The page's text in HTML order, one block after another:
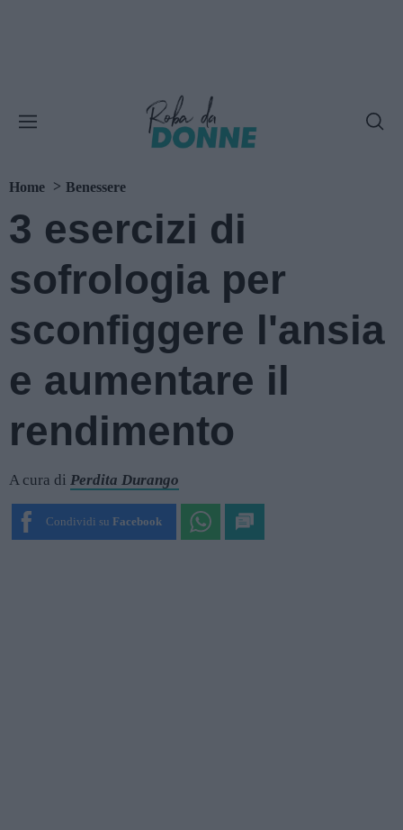
Home Benessere
3 esercizi di
sofrologia per
sconfiggere l'ansia
e aumentare il
rendimento
A cura di Perdita Durango
Condividi su Facebook